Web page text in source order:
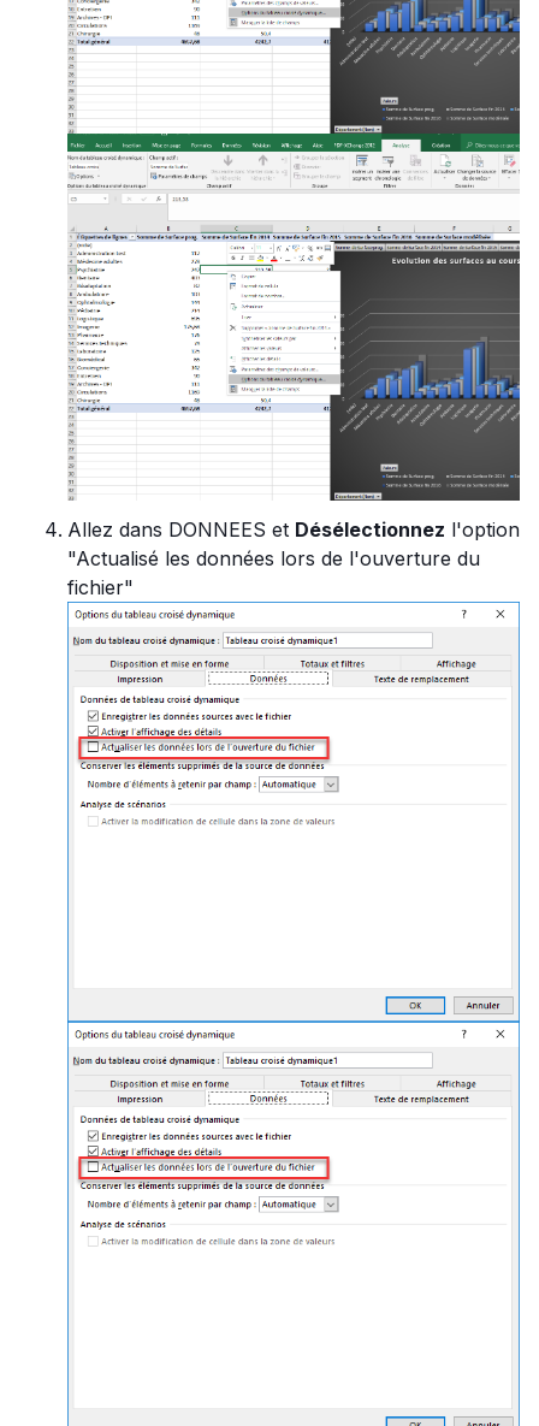
Allez dans DONNEES et Désélectionnez l'option
"Actualisé les données lors de l'ouverture du
fichier"